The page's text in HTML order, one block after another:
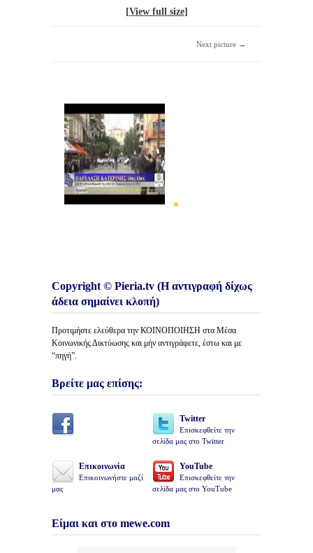
[View full size]
Next picture →
Copyright © Pieria.tv (Η αντιγραφή δίχως
άδεια σημαίνει κλοπή)
Προτιμήστε ελεύθερα την ΚΟΙΝΟΠΟΙΗΣΗ στα Μέσα
Κοινωνικής Δικτύωσης και μήν αντιγράφετε, έστω και με
“πηγή”.
Βρείτε μας επίσης:
Twitter
Επισκεφθείτε την
σελίδα μας στο Twitter
Επικοινωνία
Επικοινωνήστε μαζί
μας
YouTube
Επισκεφθείτε την
σελίδα μας στο YouTube
Είμαι και στο mewe.com